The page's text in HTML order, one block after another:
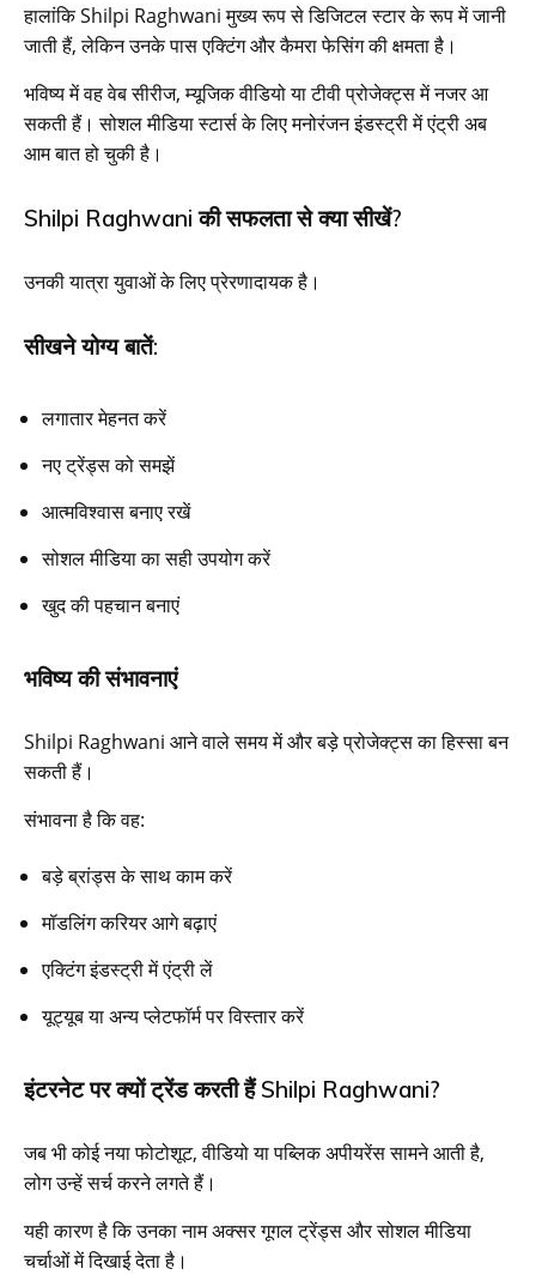
हालांकि Shilpi Raghwani मुख्य रूप से डिजिटल स्टार के रूप में जानी
जाती हैं, लेकिन उनके पास एक्टिंग और कैमरा फेसिंग की क्षमता है।
भविष्य में वह वेब सीरीज, म्यूजिक वीडियो या टीवी प्रोजेक्ट्स में नजर आ
सकती हैं। सोशल मीडिया स्टार्स के लिए मनोरंजन इंडस्ट्री में एंट्री अब
आम बात हो चुकी है।
Shilpi Raghwani की सफलता से क्या सीखें?
उनकी यात्रा युवाओं के लिए प्रेरणादायक है।
सीखने योग्य बातें:
लगातार मेहनत करें
नए ट्रेंड्स को समझें
आत्मविश्वास बनाए रखें
सोशल मीडिया का सही उपयोग करें
खुद की पहचान बनाएं
भविष्य की संभावनाएं
Shilpi Raghwani आने वाले समय में और बड़े प्रोजेक्ट्स का हिस्सा बन
सकती हैं।
संभावना है कि वह:
बड़े ब्रांड्स के साथ काम करें
मॉडलिंग करियर आगे बढ़ाएं
एक्टिंग इंडस्ट्री में एंट्री लें
यूट्यूब या अन्य प्लेटफॉर्म पर विस्तार करें
इंटरनेट पर क्यों ट्रेंड करती हैं Shilpi Raghwani?
जब भी कोई नया फोटोशूट, वीडियो या पब्लिक अपीयरेंस सामने आती है,
लोग उन्हें सर्च करने लगते हैं।
यही कारण है कि उनका नाम अक्सर गूगल ट्रेंड्स और सोशल मीडिया
चर्चाओं में दिखाई देता है।